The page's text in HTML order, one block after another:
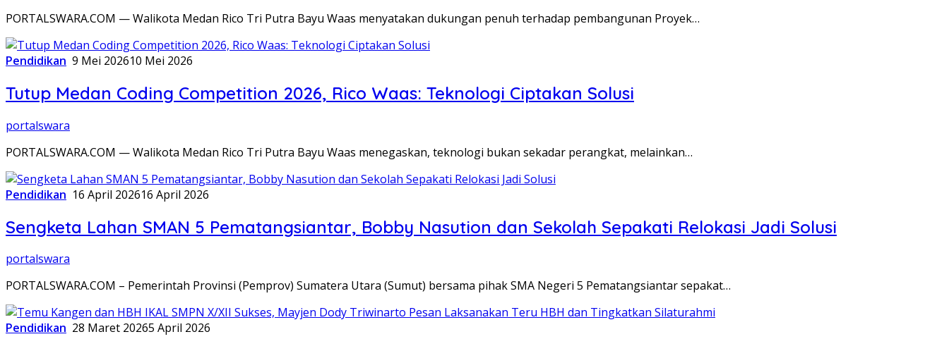
PORTALSWARA.COM — Walikota Medan Rico Tri Putra Bayu Waas menyatakan dukungan penuh terhadap pembangunan Proyek…
Pendidikan 9 Mei 202610 Mei 2026
Tutup Medan Coding Competition 2026, Rico Waas: Teknologi Ciptakan Solusi
portalswara
PORTALSWARA.COM — Walikota Medan Rico Tri Putra Bayu Waas menegaskan, teknologi bukan sekadar perangkat, melainkan…
Pendidikan 16 April 202616 April 2026
Sengketa Lahan SMAN 5 Pematangsiantar, Bobby Nasution dan Sekolah Sepakati Relokasi Jadi Solusi
portalswara
PORTALSWARA.COM – Pemerintah Provinsi (Pemprov) Sumatera Utara (Sumut) bersama pihak SMA Negeri 5 Pematangsiantar sepakat…
Pendidikan 28 Maret 20265 April 2026